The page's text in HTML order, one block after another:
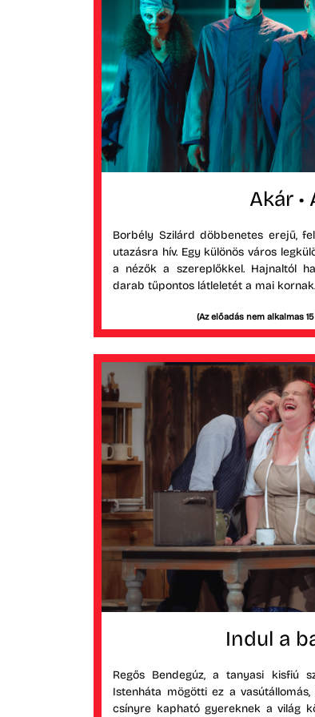
Akár •
Borbély Szilárd döbbenetes erejű,
utazásra hív. Egy különös város
a nézők a szereplőkkel. Hajnaltól
darab tűpontos látleletét a mai
(Az előadás nem alkalmas
Indul a
Regős Bendegúz, a tanyasi kisfiú
Istenháta mögötti ez a
csínyre kapható gyereknek a világ